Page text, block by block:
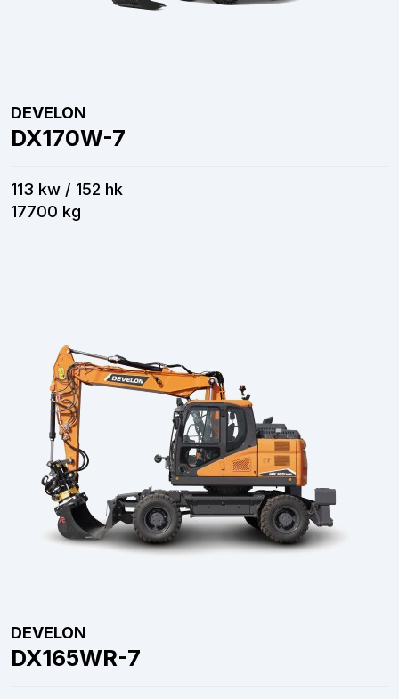
DEVELON
DX170W-7
113 kw / 152 hk
17700 kg
DEVELON
DX165WR-7